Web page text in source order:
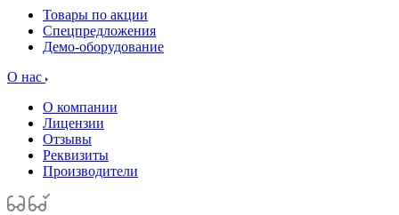
Товары по акции
Спецпредложения
Демо-оборудование
О нас
О компании
Лицензии
Отзывы
Реквизиты
Производители